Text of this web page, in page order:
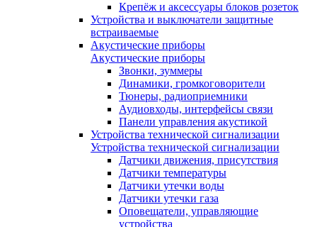
Крепёж и аксессуары блоков розеток
Устройства и выключатели защитные
встраиваемые
Акустические приборы
Акустические приборы
Звонки, зуммеры
Динамики, громкоговорители
Тюнеры, радиоприемники
Аудиовходы, интерфейсы связи
Панели управления акустикой
Устройства технической сигнализации
Устройства технической сигнализации
Датчики движения, присутствия
Датчики температуры
Датчики утечки воды
Датчики утечки газа
Оповещатели, управляющие
устройства